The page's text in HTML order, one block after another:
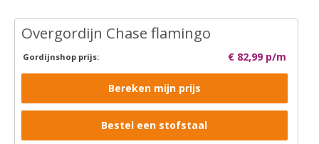
Overgordijn Chase flamingo
Gordijnshop prijs: € 82,99 p/m
Bereken mijn prijs
Bestel een stofstaal